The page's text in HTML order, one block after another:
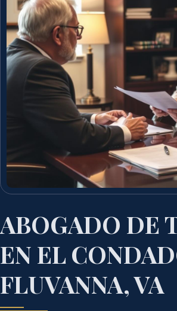
ABOGADO DE
EN EL
FLUVANNA, VA